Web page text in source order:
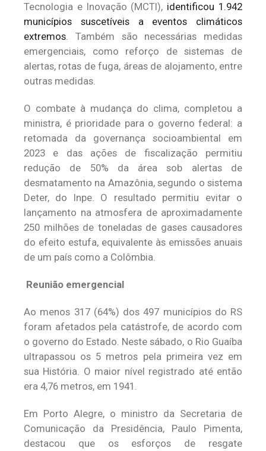
Tecnologia e Inovação (MCTI), identificou 1.942
municípios suscetíveis a eventos climáticos
extremos. Também são necessárias medidas
emergenciais, como reforço de sistemas de
alertas, rotas de fuga, áreas de alojamento, entre
outras medidas.
O combate à mudança do clima, completou a
ministra, é prioridade para o governo federal: a
retomada da governança socioambiental em
2023 e das ações de fiscalização permitiu
redução de 50% da área sob alertas de
desmatamento na Amazônia, segundo o sistema
Deter, do Inpe. O resultado permitiu evitar o
lançamento na atmosfera de aproximadamente
250 milhões de toneladas de gases causadores
do efeito estufa, equivalente às emissões anuais
de um país como a Colômbia.
Reunião emergencial
Ao menos 317 (64%) dos 497 municípios do RS
foram afetados pela catástrofe, de acordo com
o governo do Estado. Neste sábado, o Rio Guaíba
ultrapassou os 5 metros pela primeira vez em
sua História. O maior nível registrado até então
era 4,76 metros, em 1941.
Em Porto Alegre, o ministro da Secretaria de
Comunicação da Presidência, Paulo Pimenta,
destacou que os esforços de resgate